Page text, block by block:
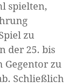
spielten,
zu
der 25. bis
Gegentor zu
Schließlich